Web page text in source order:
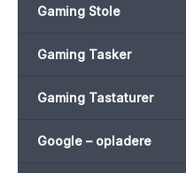
Gaming Stole
Gaming Tasker
Gaming Tastaturer
Google – opladere